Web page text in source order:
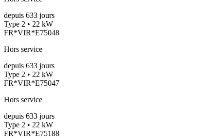
depuis 633 jours
Type 2 • 22 kW
FR*VIR*E75048
Hors service
depuis 633 jours
Type 2 • 22 kW
FR*VIR*E75047
Hors service
depuis 633 jours
Type 2 • 22 kW
FR*VIR*E75188